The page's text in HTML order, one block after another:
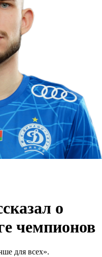
о
чемпионов
для всех».